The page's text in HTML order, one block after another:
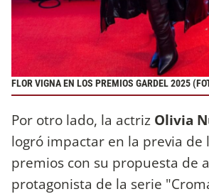
FLOR VIGNA EN LOS PREMIOS GARDEL 2025
Por otro lado, la actriz Olivia
logró impactar en la previa de
premios con su propuesta de
protagonista de la serie